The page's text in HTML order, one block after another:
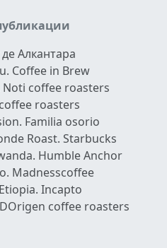
Алкантара
Coffee in Brew
Noti coffee roasters
roasters
Familia osorio
Roast. Starbucks
Humble Anchor
Madnesscoffee
Incapto
coffee roasters